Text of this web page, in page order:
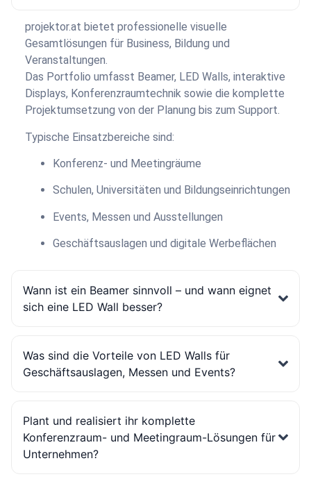
projektor.at bietet professionelle visuelle
Gesamtlösungen für Business, Bildung und
Veranstaltungen.
Das Portfolio umfasst Beamer, LED Walls, interaktive
Displays, Konferenzraumtechnik sowie die komplette
Projektumsetzung von der Planung bis zum Support.
Typische Einsatzbereiche sind:
Konferenz- und Meetingräume
Schulen, Universitäten und Bildungseinrichtungen
Events, Messen und Ausstellungen
Geschäftsauslagen und digitale Werbeflächen
Wann ist ein Beamer sinnvoll – und wann eignet
sich eine LED Wall besser?
Was sind die Vorteile von LED Walls für
Geschäftsauslagen, Messen und Events?
Plant und realisiert ihr komplette
Konferenzraum- und Meetingraum-Lösungen für
Unternehmen?